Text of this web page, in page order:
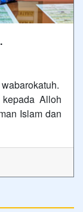
Alloh
Islam dan